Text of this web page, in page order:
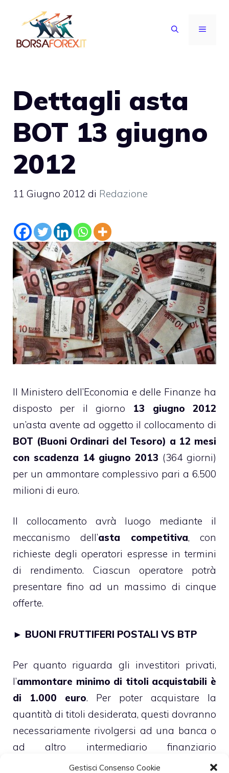
Gestisci Consenso Cookie
contenuto
MENU
Dettagli asta
BOT 13 giugno
2012
11 Giugno 2012 di Redazione
Il Ministero dell’Economia e delle Finanze ha
disposto per il giorno 13 giugno 2012
un’asta avente ad oggetto il collocamento di
BOT (Buoni Ordinari del Tesoro) a 12 mesi
con scadenza 14 giugno 2013 (364 giorni)
per un ammontare complessivo pari a 6.500
milioni di euro.
Il collocamento avrà luogo mediante il
meccanismo dell’asta competitiva, con
richieste degli operatori espresse in termini
di rendimento. Ciascun operatore potrà
presentare fino ad un massimo di cinque
offerte.
► BUONI FRUTTIFERI POSTALI VS BTP
Per quanto riguarda gli investitori privati,
l’ammontare minimo di titoli acquistabili è
di 1.000 euro. Per poter acquistare la
quantità di titoli desiderata, questi dovranno
necessariamente rivolgersi ad una banca o
ad altro intermediario finanziario
autorizzato, non avendo accesso diretto